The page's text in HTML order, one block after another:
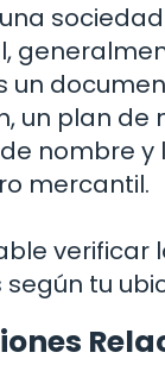
un
un plan de
nombre y
mercantil.
verificar
tu